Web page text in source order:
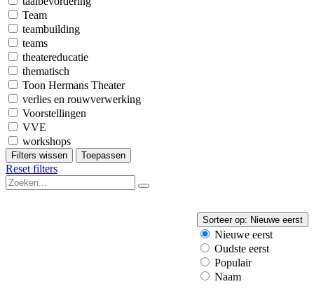
Team
teambuilding
teams
theatereducatie
thematisch
Toon Hermans Theater
verlies en rouwverwerking
Voorstellingen
VVE
workshops
Filters wissen Toepassen
Reset filters
Sorteer op: Nieuwe eerst
Nieuwe eerst
Oudste eerst
Populair
Naam